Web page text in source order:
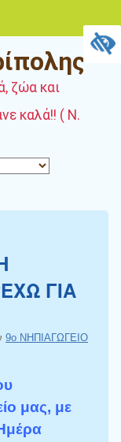
ζώα και
καλά!! ( Ν.
ΓΙΑ
9ο ΝΗΠΙΑΓΩΓΕΙΟ
μας, με